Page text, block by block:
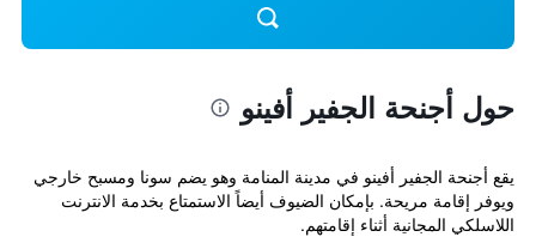
حول أجنحة الجفير أفينو
يقع أجنحة الجفير أفينو في مدينة المنامة وهو يضم سونا ومسبح خارجي
ويوفر إقامة مريحة. بإمكان الضيوف أيضاً الاستمتاع بخدمة الانترنت
اللاسلكي المجانية أثناء إقامتهم.